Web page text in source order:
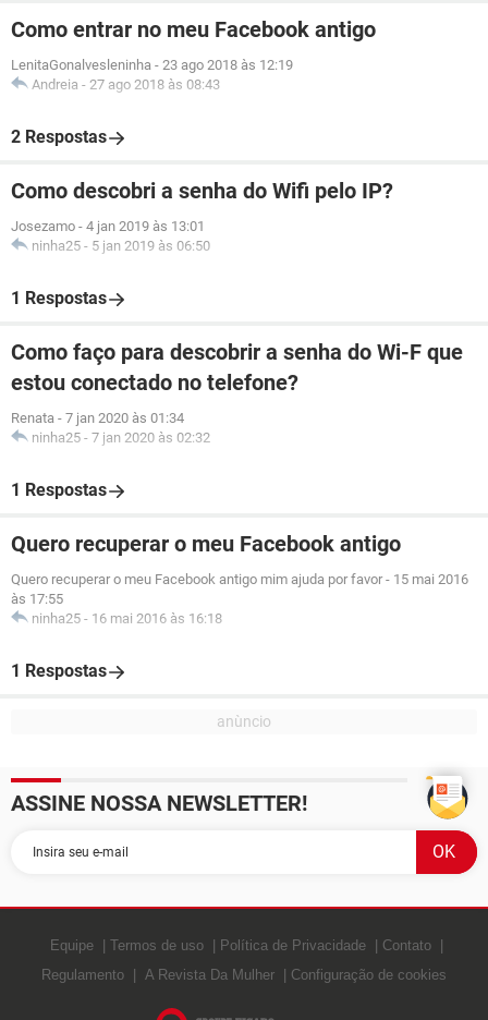
Como entrar no meu Facebook antigo
LenitaGonalvesleninha - 23 ago 2018 às 12:19
Andreia - 27 ago 2018 às 08:43
2 Respostas
Como descobri a senha do Wifi pelo IP?
Josezamo - 4 jan 2019 às 13:01
ninha25 - 5 jan 2019 às 06:50
1 Respostas
Como faço para descobrir a senha do Wi-F que
estou conectado no telefone?
Renata - 7 jan 2020 às 01:34
ninha25 - 7 jan 2020 às 02:32
1 Respostas
Quero recuperar o meu Facebook antigo
Quero recuperar o meu Facebook antigo mim ajuda por favor - 15 mai 2016
às 17:55
ninha25 - 16 mai 2016 às 16:18
1 Respostas
ASSINE NOSSA NEWSLETTER!
Equipe Termos de uso Política de Privacidade
Contato
Regulamento
A Revista Da Mulher Configuração de cookies